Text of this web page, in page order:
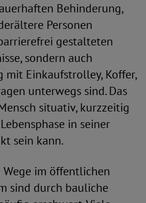
Behinderung,
Personen
gestalteten
sondern auch
mit Einkaufstrolley, Koffer,
unterwegs sind. Das
situativ, kurzzeitig
in seiner
sein kann.
im öffentlichen
sind durch bauliche